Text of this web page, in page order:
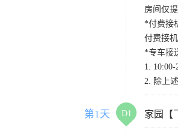
房间仅
*付费接
付费接
*专车接
1.
2. 除上
第1天 D1 家园【